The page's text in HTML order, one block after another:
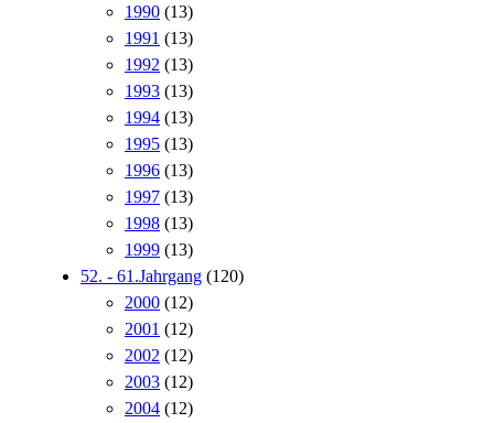
1990 (13)
1991 (13)
1992 (13)
1993 (13)
1994 (13)
1995 (13)
1996 (13)
1997 (13)
1998 (13)
1999 (13)
52. - 61.Jahrgang (120)
2000 (12)
2001 (12)
2002 (12)
2003 (12)
2004 (12)